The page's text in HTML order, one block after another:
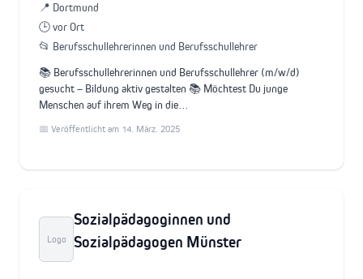
📍 Dortmund
🕒 vor Ort
📂 Berufsschullehrerinnen und Berufsschullehrer
📚 Berufsschullehrerinnen und Berufsschullehrer (m/w/d)
gesucht – Bildung aktiv gestalten 📚 Möchtest Du junge
Menschen auf ihrem Weg in die…
📅 Veröffentlicht am 14. März. 2025
Logo
Sozialpädagoginnen und
Sozialpädagogen Münster